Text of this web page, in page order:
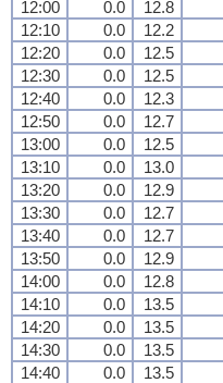
12:00
0.0 12.8
12:10
0.0 12.2
12:20
0.0 12.5
12:30
0.0 12.5
12:40
0.0 12.3
12:50
0.0 12.7
13:00
0.0 12.5
13:10
0.0 13.0
13:20
0.0 12.9
13:30
0.0 12.7
13:40
0.0 12.7
13:50
0.0 12.9
14:00
0.0 12.8
14:10
0.0 13.5
14:20
0.0 13.5
14:30
0.0 13.5
14:40
0.0 13.5